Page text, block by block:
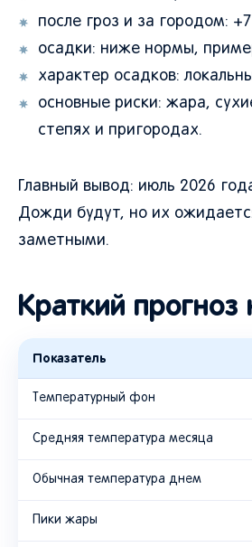
после гроз и за городом:
осадки: ниже нормы,
характер осадков:
основные риски: жара,
степях и пригородах.
Главный вывод: июль 2026
Дожди будут, но их
заметными.
Краткий
Показатель
Температурный фон
Средняя температура месяца
Обычная температура днем
Пики жары